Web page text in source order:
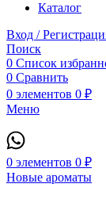
Каталог
Вход /
Поиск
0 Список
0 Сравнить
0 элементов 0 ₽
Меню
0 элементов 0 ₽
Новые ароматы